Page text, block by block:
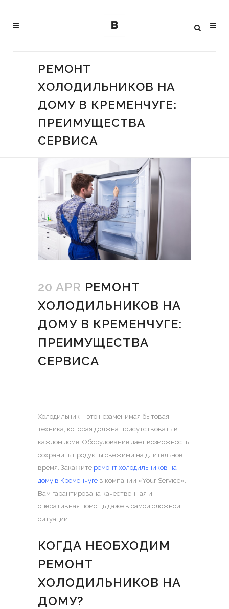
РЕМОНТ
ХОЛОДИЛЬНИКОВ НА
ДОМУ В КРЕМЕНЧУГЕ:
ПРЕИМУЩЕСТВА
СЕРВИСА
20 APR РЕМОНТ
ХОЛОДИЛЬНИКОВ НА
ДОМУ В КРЕМЕНЧУГЕ:
ПРЕИМУЩЕСТВА
СЕРВИСА
Холодильник – это незаменимая бытовая
техника, которая должна присутствовать в
каждом доме. Оборудование дает возможность
сохранить продукты свежими на длительное
время. Закажите ремонт холодильников на
дому в Кременчуге в компании «Your Service».
Вам гарантирована качественная и
оперативная помощь даже в самой сложной
ситуации.
КОГДА НЕОБХОДИМ
РЕМОНТ
ХОЛОДИЛЬНИКОВ НА
ДОМУ?